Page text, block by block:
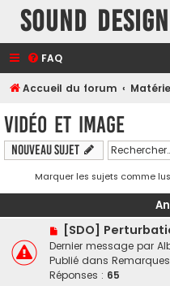
Sound
FAQ
Accueil du forum
Vidéo et image
Nouveau sujet
Marquer les sujets comme lus
[SDO]
Dernier message par
Publié dans
Réponses : 65